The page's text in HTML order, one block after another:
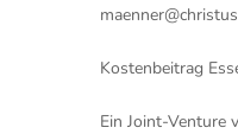
Kostenbeitrag
Ein Joint-Venture